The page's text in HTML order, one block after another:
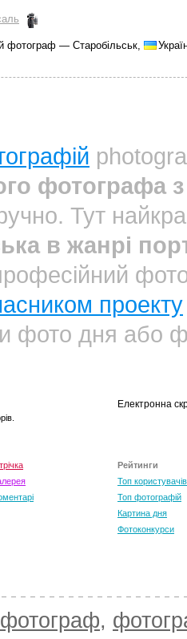
фотограф — Старобільськ,
фотографа
Тут
в жанрі
проекту
фото дня або
Електронна
Рейтинги
Топ користувачів
Топ фотографій
Картина дня
Фотоконкурси
,